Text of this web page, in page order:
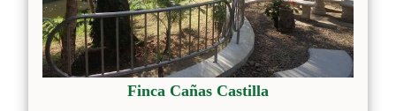
Finca Cañas Castilla